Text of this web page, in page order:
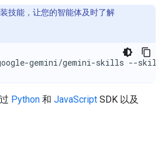
技能，让您的智能体及时了解
gemini/gemini-skills --skill
Python 和 JavaScript SDK 以及